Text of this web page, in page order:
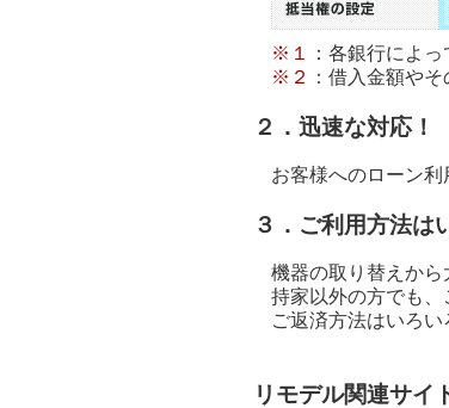
※１
：各銀行によ
※２
：借入金額や
２．迅速な対応！
お客様へのローン
３．ご利用方法は
機器の取り替えから
持家以外の方でも、
ご返済方法はいろい
リモデル関連サイ